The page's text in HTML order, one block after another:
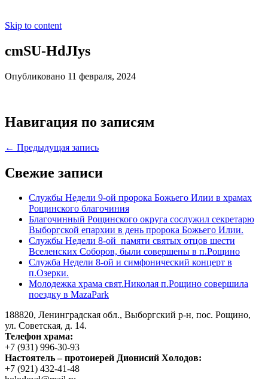
Skip to content
cmSU-HdJIys
Опубликовано 11 февраля, 2024
Навигация по записям
← Предыдущая запись
Свежие записи
Службы Недели 9-ой пророка Божьего Илии в храмах
Рощинского благочиния
Благочинный Рощинского округа сослужил секретарю
Выборгской епархии в день пророка Божьего Илии.
Службы Недели 8-ой памяти святых отцов шести
Вселенских Соборов, были совершены в п.Рощино
Служба Недели 8-ой и симфонический концерт в
п.Озерки.
Молодежка храма свят.Николая п.Рощино совершила
поездку в MazaPark
188820, Ленинградская обл., Выборгский р-н, пос. Рощино,
ул. Советская, д. 14.
Телефон храма:
+7 (931) 996-30-93
Настоятель – протоиерей Дионисий Холодов:
+7 (921) 432-41-48